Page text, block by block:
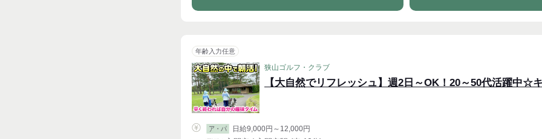
年齢入力任意
狭山ゴルフ・クラブ
【大自然でリフレッシュ】週2日～OK！20～50代活躍中☆
ア・パ
日給9,000円～12,000円